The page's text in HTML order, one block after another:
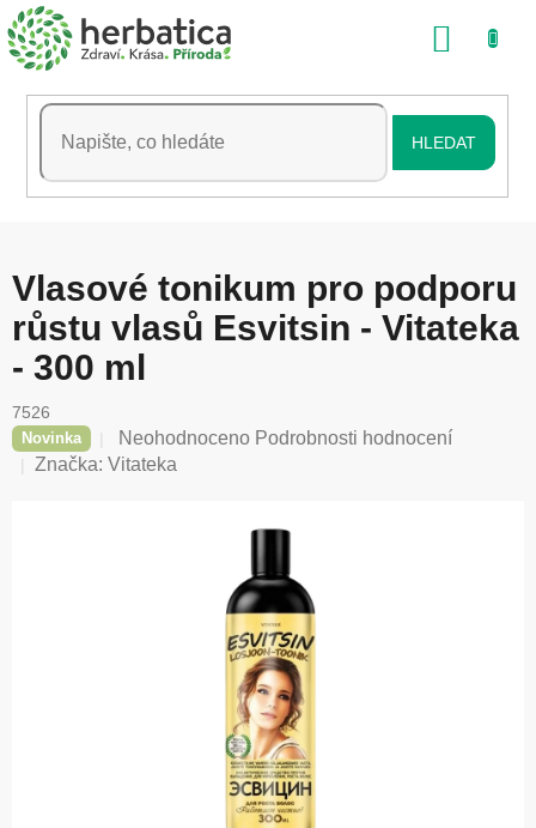
Přejít
na
obsah
HLEDAT
Vlasové tonikum pro podporu
růstu vlasů Esvitsin - Vitateka
- 300 ml
7526
Novinka
Průměrné
hodnocení
Neohodnoceno Podrobnosti hodnocení
Značka: Vitateka